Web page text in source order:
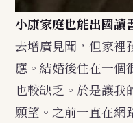
小康家庭也能出國讀
去增廣見聞，但家裡
應。結婚後住在一個
也較缺乏。於是讓我
願望。之前一直在網